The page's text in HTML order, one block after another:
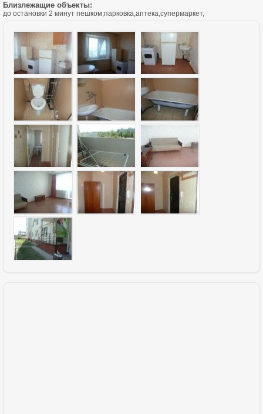
Близлежащие объекты:
до остановки 2 минут пешком,парковка,аптека,супермаркет,